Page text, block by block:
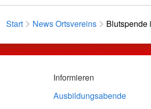
Start News Ortsvereins Blutspende
Informieren
Ausbildungsabende